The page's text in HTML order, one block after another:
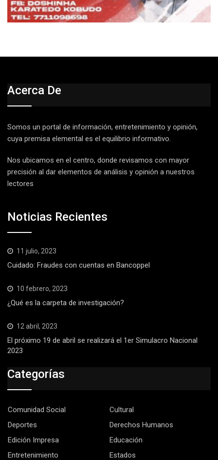
Acerca De
Somos un portal de información, entretenimiento y opinión,
cuya premisa elemental es el equilibrio informativo.
Nos ubicamos en el centro, donde revisamos con mayor
precisión al dar elementos de análisis y opinión a nuestros
lectores
Noticias Recientes
11 julio, 2023
Cuidado: Fraudes con cuentas en Bancoppel
10 febrero, 2023
¿Qué es la carpeta de investigación?
12 abril, 2023
El próximo 19 de abril se realizará el 1er Simulacro Nacional
2023
Categorías
Comunidad Social
Cultural
Deportes
Derechos Humanos
Edición Impresa
Educación
Entretenimiento
Estados